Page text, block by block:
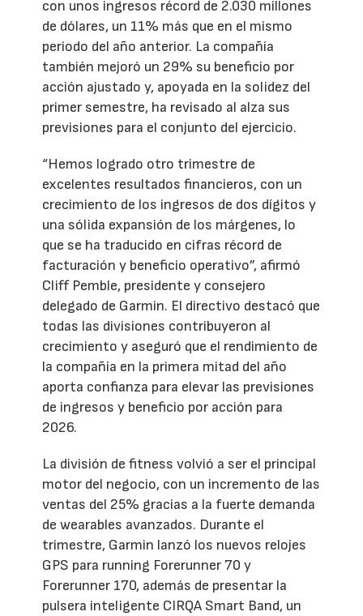
con unos ingresos récord de 2.030 millones
de dólares, un 11% más que en el mismo
periodo del año anterior. La compañía
también mejoró un 29% su beneficio por
acción ajustado y, apoyada en la solidez del
primer semestre, ha revisado al alza sus
previsiones para el conjunto del ejercicio.
“Hemos logrado otro trimestre de
excelentes resultados financieros, con un
crecimiento de los ingresos de dos dígitos y
una sólida expansión de los márgenes, lo
que se ha traducido en cifras récord de
facturación y beneficio operativo”, afirmó
Cliff Pemble, presidente y consejero
delegado de Garmin. El directivo destacó que
todas las divisiones contribuyeron al
crecimiento y aseguró que el rendimiento de
la compañía en la primera mitad del año
aporta confianza para elevar las previsiones
de ingresos y beneficio por acción para
2026.
La división de fitness volvió a ser el principal
motor del negocio, con un incremento de las
ventas del 25% gracias a la fuerte demanda
de wearables avanzados. Durante el
trimestre, Garmin lanzó los nuevos relojes
GPS para running Forerunner 70 y
Forerunner 170, además de presentar la
pulsera inteligente CIRQA Smart Band, un